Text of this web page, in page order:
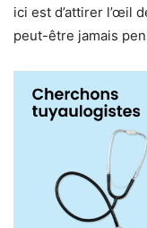
ici est d’attirer l’œil
peut-être jamais